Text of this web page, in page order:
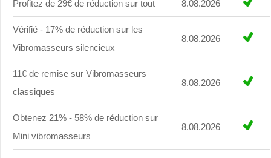
Profitez de 29€ de réduction sur tout 8.08.2026
Vérifié - 17% de réduction sur les
Vibromasseurs silencieux
8.08.2026
11€ de remise sur Vibromasseurs
classiques
8.08.2026
Obtenez 21% - 58% de réduction sur
Mini vibromasseurs
8.08.2026